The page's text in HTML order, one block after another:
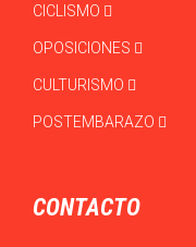
CICLISMO
OPOSICIONES
CULTURISMO
POSTEMBARAZO
CONTACTO